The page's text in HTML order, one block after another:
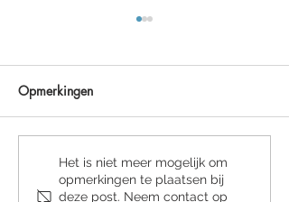
Podcast.EGD Seizoen 3
ArtBoekje
Opmerkingen
Het is niet meer mogelijk om
opmerkingen te plaatsen bij
deze post. Neem contact op